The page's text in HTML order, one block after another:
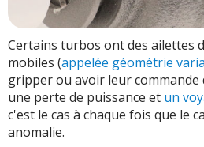
Certains turbos ont des ailettes
mobiles (appelée géométrie
gripper ou avoir leur commande
une perte de puissance et un
c'est le cas à chaque fois que le
anomalie.